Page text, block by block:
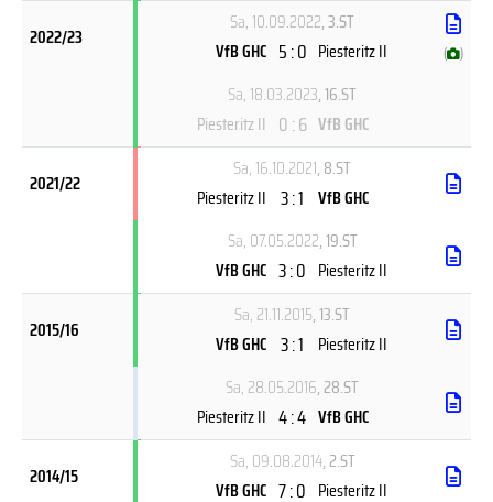
2022/23
Sa, 10.09.2022, 3.ST
VfB GHC 5 : 0 Piesteritz II ( )
Sa, 18.03.2023, 16.ST
Piesteritz II 0 : 6 VfB GHC
2021/22
Sa, 16.10.2021, 8.ST
Piesteritz II 3 : 1 VfB GHC
Sa, 07.05.2022, 19.ST
VfB GHC 3 : 0 Piesteritz II
2015/16
Sa, 21.11.2015, 13.ST
VfB GHC 3 : 1 Piesteritz II
Sa, 28.05.2016, 28.ST
Piesteritz II 4 : 4 VfB GHC
2014/15
Sa, 09.08.2014, 2.ST
VfB GHC 7 : 0 Piesteritz II